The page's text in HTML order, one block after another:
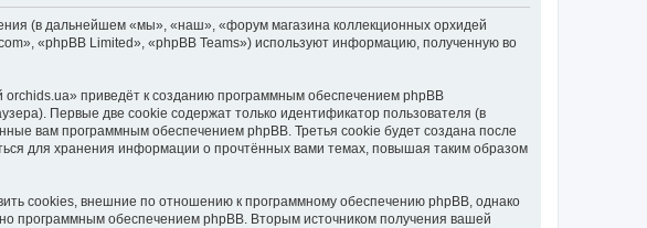
(в дальнейшем «мы», «наш», «форум магазина коллекционных орхидей
«phpBB Limited», «phpBB Teams») используют информацию, полученную во
приведёт к созданию программным обеспечением phpBB
Первые две cookie содержат только идентификатор пользователя (в
вам программным обеспечением phpBB. Третья cookie будет создана после
для хранения информации о прочтённых вами темах, повышая таким образом
cookies, внешние по отношению к программному обеспечению phpBB, однако
программным обеспечением phpBB. Вторым источником получения вашей